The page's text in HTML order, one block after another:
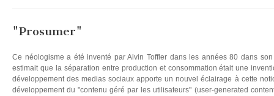
"Prosumer"
Ce néologisme a été inventé par Alvin Toffler dans les années 80 dans
estimait que la séparation entre production et consommation était une
développement des medias sociaux apporte un nouvel éclairage à cette
développement du "contenu géré par les utilisateurs" (user-generated